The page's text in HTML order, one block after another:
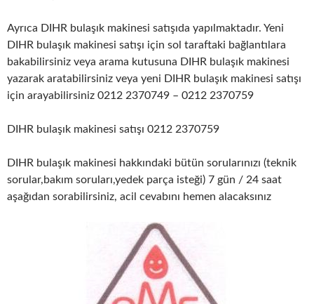
Ayrıca DIHR bulaşık makinesi satışıda yapılmaktadır. Yeni
DIHR bulaşık makinesi satışı için sol taraftaki bağlantılara
bakabilirsiniz veya arama kutusuna DIHR bulaşık makinesi
yazarak aratabilirsiniz veya yeni DIHR bulaşık makinesi satışı
için arayabilirsiniz 0212 2370749 – 0212 2370759
DIHR bulaşık makinesi satışı 0212 2370759
DIHR bulaşık makinesi hakkındaki bütün sorularınızı (teknik
sorular,bakım soruları,yedek parça isteği) 7 gün / 24 saat
aşağıdan sorabilirsiniz, acil cevabını hemen alacaksınız